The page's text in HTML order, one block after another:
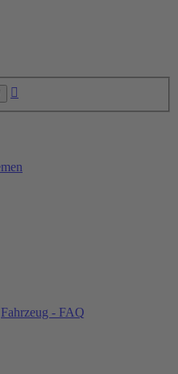
Suche
Fahrzeug - FAQ